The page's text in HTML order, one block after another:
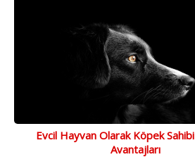
Evcil Hayvan Olarak Köpek Sahibi
Avantajları